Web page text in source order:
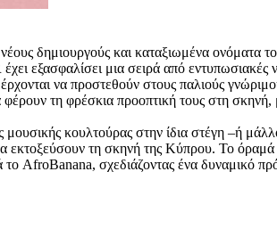
δημιουργούς και καταξιωμένα ονόματα
εξασφαλίσει μια σειρά από
να προστεθούν στους παλιούς
τη φρέσκια προοπτική τους στη
κουλτούρας στην ίδια στέγη –ή
εκτοξεύσουν τη σκηνή της Κύπρου. Το
AfroBanana, σχεδιάζοντας ένα δυναμικό